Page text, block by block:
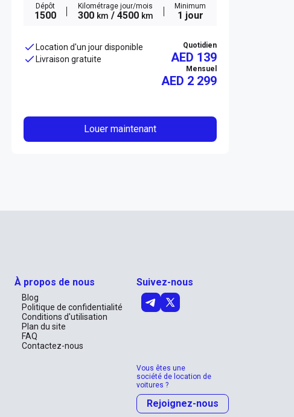
Dépôt
1500
Kilométrage jour/mois
300 km / 4500 km
Minimum
1 jour
Location d'un jour disponible
Livraison gratuite
Quotidien
AED 139
Mensuel
AED 2 299
Louer maintenant
À propos de nous
Blog
Politique de confidentialité
Conditions d'utilisation
Plan du site
FAQ
Contactez-nous
Suivez-nous
Vous êtes une
société de location de
voitures ?
Rejoignez-nous